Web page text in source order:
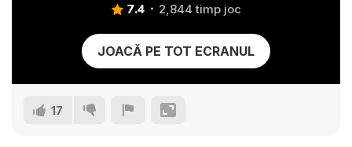
7.4 2,844 timp joc
JOACĂ PE TOT ECRANUL
17